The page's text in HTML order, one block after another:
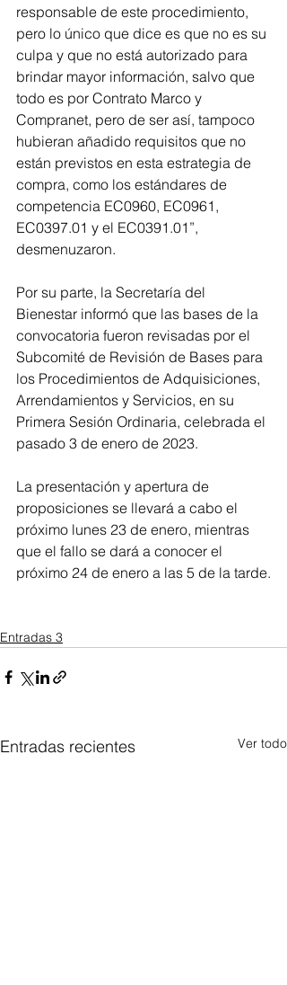
responsable de este procedimiento,
pero lo único que dice es que no es su
culpa y que no está autorizado para
brindar mayor información, salvo que
todo es por Contrato Marco y
Compranet, pero de ser así, tampoco
hubieran añadido requisitos que no
están previstos en esta estrategia de
compra, como los estándares de
competencia EC0960, EC0961,
EC0397.01 y el EC0391.01”,
desmenuzaron.
Por su parte, la Secretaría del
Bienestar informó que las bases de la
convocatoria fueron revisadas por el
Subcomité de Revisión de Bases para
los Procedimientos de Adquisiciones,
Arrendamientos y Servicios, en su
Primera Sesión Ordinaria, celebrada el
pasado 3 de enero de 2023.
La presentación y apertura de
proposiciones se llevará a cabo el
próximo lunes 23 de enero, mientras
que el fallo se dará a conocer el
próximo 24 de enero a las 5 de la tarde.
Entradas 3
Entradas recientes Ver todo